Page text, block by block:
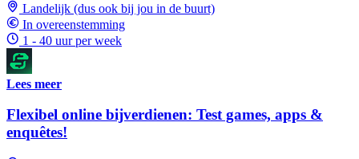
Landelijk (dus ook bij jou in de buurt)
In overeenstemming
1 - 40 uur per week
Lees meer
Flexibel online bijverdienen: Test games, apps &
enquêtes!